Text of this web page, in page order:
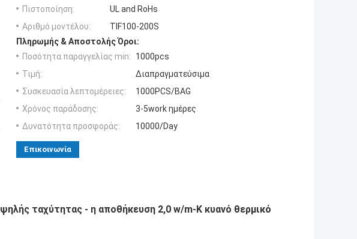
Πιστοποίηση:
UL and RoHs
Αριθμό μοντέλου:
TIF100-200S
Πληρωμής & Αποστολής Όροι:
Ποσότητα παραγγελίας min:
1000pcs
Τιμή:
Διαπραγματεύσιμα
Συσκευασία λεπτομέρειες:
1000PCS/BAG
Χρόνος παράδοσης:
3-5work ημέρες
Δυνατότητα προσφοράς:
10000/Day
Επικοινωνία
ταχύτητας - η αποθήκευση 2,0 w/m-Κ κυανό θερμικό